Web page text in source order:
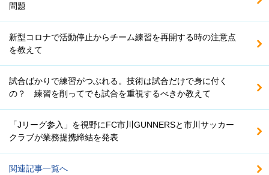
問題
新型コロナで活動停止からチーム練習を再開する時の注意点
を教えて
試合ばかりで練習がつぶれる。技術は試合だけで身に付く
の？ 練習を削ってでも試合を重視するべきか教えて
「Jリーグ参入」を視野にFC市川GUNNERSと市川サッカー
クラブが業務提携締結を発表
関連記事一覧へ